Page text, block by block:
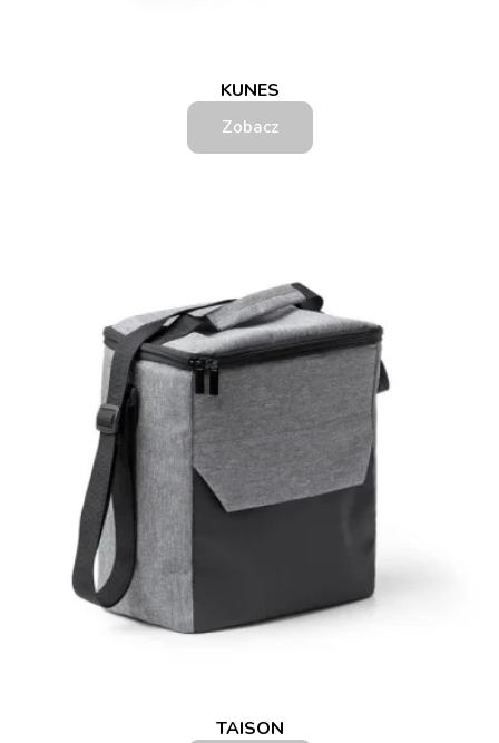
KUNES
Zobacz
TAISON